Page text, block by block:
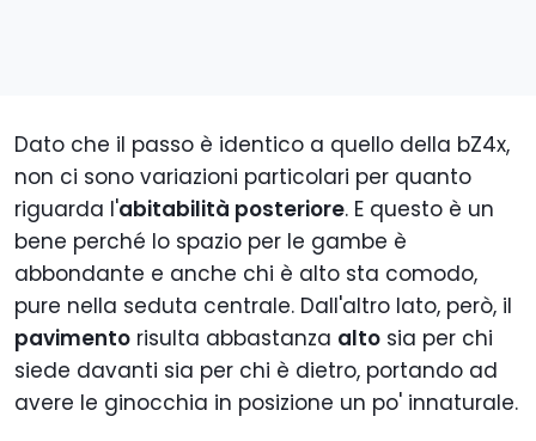
Dato che il passo è identico a quello della bZ4x,
non ci sono variazioni particolari per quanto
riguarda l'abitabilità posteriore. E questo è un
bene perché lo spazio per le gambe è
abbondante e anche chi è alto sta comodo,
pure nella seduta centrale. Dall'altro lato, però, il
pavimento risulta abbastanza alto sia per chi
siede davanti sia per chi è dietro, portando ad
avere le ginocchia in posizione un po' innaturale.